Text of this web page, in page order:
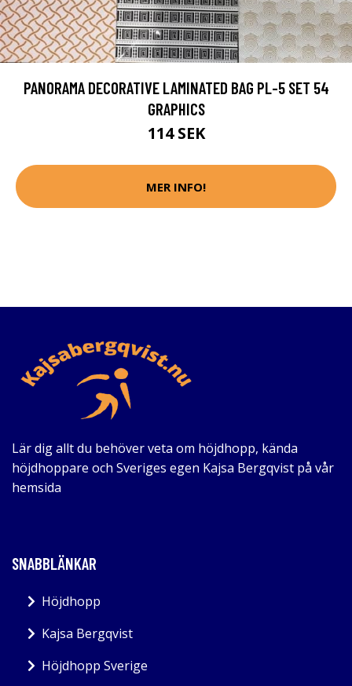
PANORAMA DECORATIVE LAMINATED BAG PL-5 SET 54
GRAPHICS
114 SEK
MER INFO!
Lär dig allt du behöver veta om höjdhopp, kända
höjdhoppare och Sveriges egen Kajsa Bergqvist på vår
hemsida
SNABBLÄNKAR
Höjdhopp
Kajsa Bergqvist
Höjdhopp Sverige